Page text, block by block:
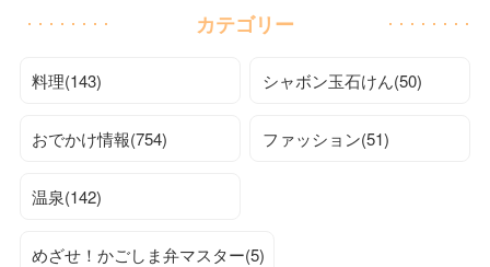
カテゴリー
料理(143) シャボン玉石けん(50)
おでかけ情報(754) ファッション(51)
温泉(142)
めざせ！かごしま弁マスター(5)